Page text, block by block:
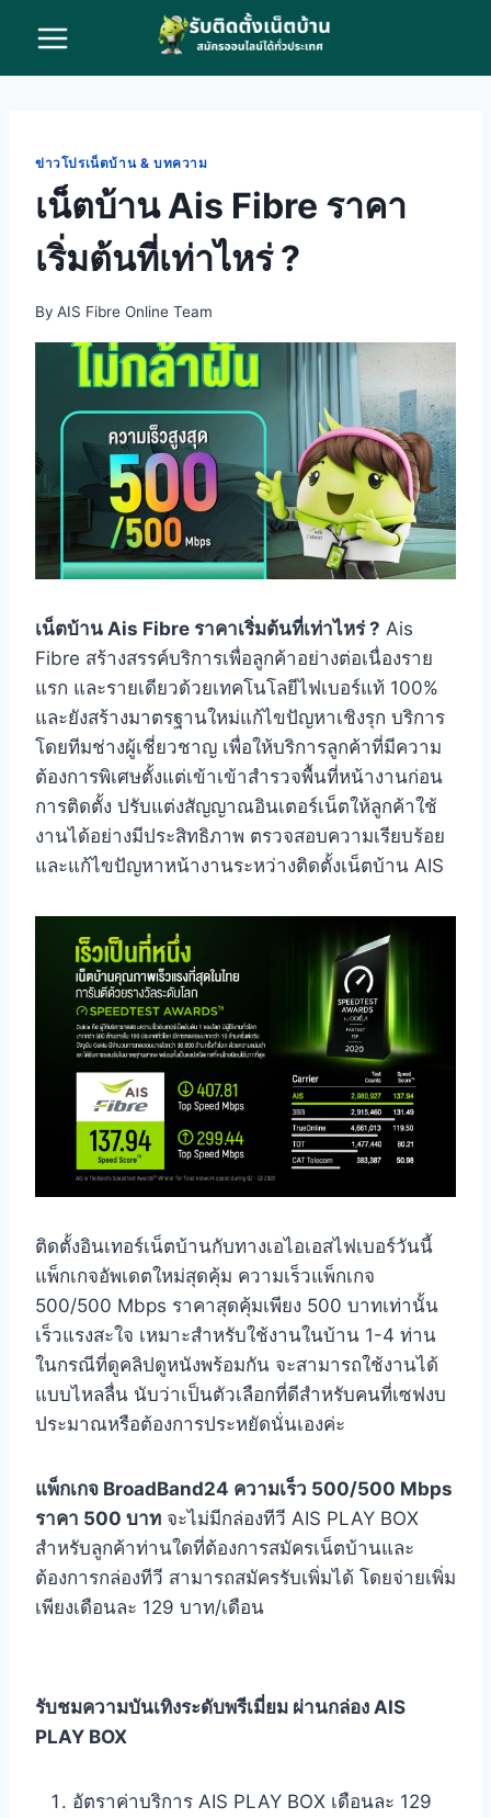
content
ข่าวโปรเน็ตบ้าน & บทความ
เน็ตบ้าน Ais Fibre ราคา
เริ่มต้นที่เท่าไหร่ ?
By AIS Fibre Online Team
เน็ตบ้าน Ais Fibre ราคาเริ่มต้นที่เท่าไหร่ ? Ais
Fibre สร้างสรรค์บริการเพื่อลูกค้าอย่างต่อเนื่องราย
แรก และรายเดียวด้วยเทคโนโลยีไฟเบอร์แท้ 100%
และยังสร้างมาตรฐานใหม่แก้ไขปัญหาเชิงรุก บริการ
โดยทีมช่างผู้เชี่ยวชาญ เพื่อให้บริการลูกค้าที่มีความ
ต้องการพิเศษตั้งแต่เข้าเข้าสำรวจพื้นที่หน้างานก่อน
การติดตั้ง ปรับแต่งสัญญาณอินเตอร์เน็ตให้ลูกค้าใช้
งานได้อย่างมีประสิทธิภาพ ตรวจสอบความเรียบร้อย
และแก้ไขปัญหาหน้างานระหว่างติดตั้งเน็ตบ้าน AIS
ติดตั้งอินเทอร์เน็ตบ้านกับทางเอไอเอสไฟเบอร์วันนี้
แพ็กเกจอัพเดตใหม่สุดคุ้ม ความเร็วแพ็กเกจ
500/500 Mbps ราคาสุดคุ้มเพียง 500 บาทเท่านั้น
เร็วแรงสะใจ เหมาะสำหรับใช้งานในบ้าน 1-4 ท่าน
ในกรณีที่ดูคลิปดูหนังพร้อมกัน จะสามารถใช้งานได้
แบบไหลลื่น นับว่าเป็นตัวเลือกที่ดีสำหรับคนที่เซฟงบ
ประมาณหรือต้องการประหยัดนั่นเองค่ะ
แพ็กเกจ BroadBand24 ความเร็ว 500/500 Mbps
ราคา 500 บาท จะไม่มีกล่องทีวี AIS PLAY BOX
สำหรับลูกค้าท่านใดที่ต้องการสมัครเน็ตบ้านและ
ต้องการกล่องทีวี สามารถสมัครรับเพิ่มได้ โดยจ่ายเพิ่ม
เพียงเดือนละ 129 บาท/เดือน
รับชมความบันเทิงระดับพรีเมี่ยม ผ่านกล่อง AIS
PLAY BOX
อัตราค่าบริการ AIS PLAY BOX เดือนละ 129